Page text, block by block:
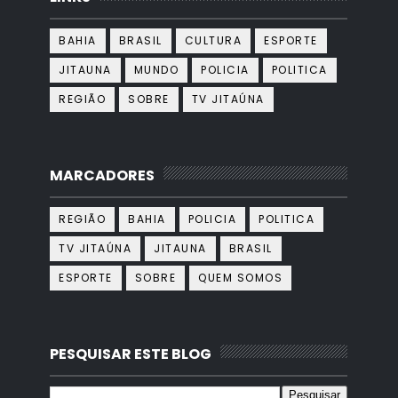
BAHIA BRASIL CULTURA
ESPORTE
JITAUNA
MUNDO POLICIA
POLITICA
REGIÃO
SOBRE TV JITAÚNA
MARCADORES
REGIÃO BAHIA POLICIA
POLITICA
TV JITAÚNA
JITAUNA
BRASIL
ESPORTE
SOBRE QUEM SOMOS
PESQUISAR ESTE BLOG